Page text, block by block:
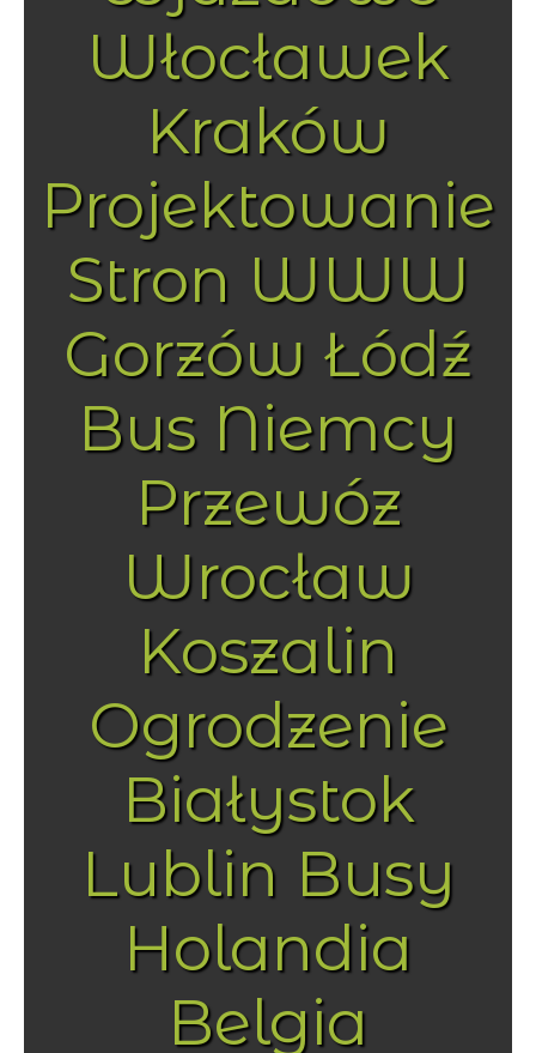
Włocławek
Kraków
Projektowanie
Stron WWW
Gorzów Łódź
Bus Niemcy
Przewóz
Wrocław
Koszalin
Ogrodzenie
Białystok
Lublin Busy
Holandia
Belgia